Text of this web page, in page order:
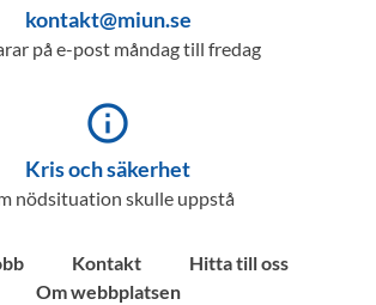
kontakt@miun.se
på e-post måndag till fredag
info_outline
Kris och säkerhet
nödsituation skulle uppstå
Kontakt
Hitta till oss
Om webbplatsen